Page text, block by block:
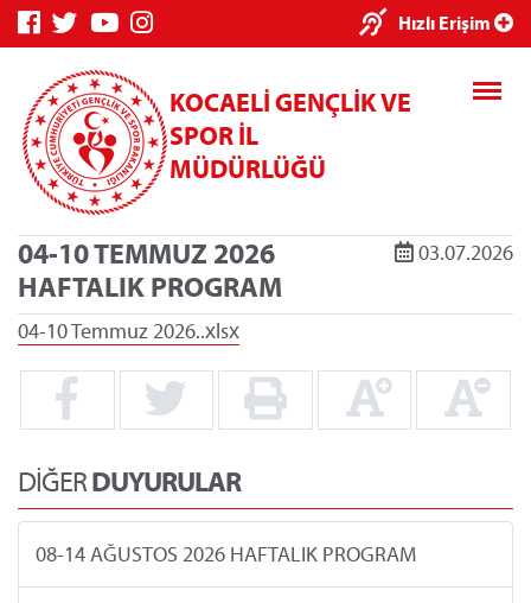
Hızlı Erişim
KOCAELİ GENÇLİK VE
SPOR İL
MÜDÜRLÜĞÜ
04-10 TEMMUZ 2026
HAFTALIK PROGRAM
03.07.2026
04-10 Temmuz 2026..xlsx
DİĞERDUYURULAR
08-14 AĞUSTOS 2026 HAFTALIK PROGRAM
×
Genç Bilgi
Sistemi
Spor Bilgi
Sistemi
Kredi/Yurt
Ödeme